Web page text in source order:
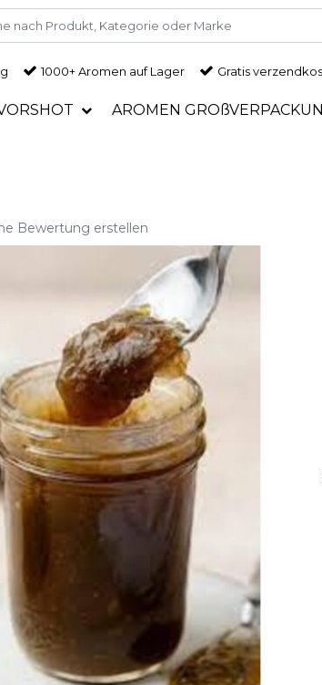
1000+ Aromen auf Lager Gratis
AROMEN
Bewertung erstellen